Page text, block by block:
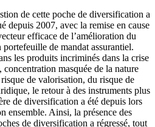
de cette poche de diversification a
depuis 2007, avec la remise en cause
efficace de l’amélioration du
de mandat assurantiel.
les produits incriminés dans la crise
masquée de la nature
de valorisation, du risque de
le retour à des instruments plus
de diversification a été depuis lors
ensemble. Ainsi, la présence des
de diversification a régressé, tout